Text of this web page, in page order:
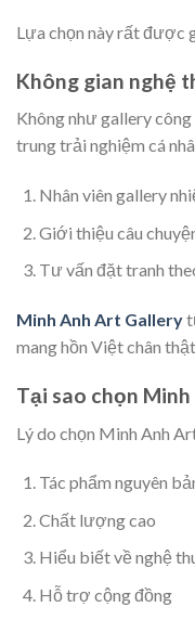
Lựa chọn này rất được
Không gian nghệ
Không như gallery
trung trải nghiệm cá
Nhân viên gallery
Giới thiệu câu
Tư vấn đặt tranh
Minh Anh Art Gallery
mang hồn Việt chân
Tại sao chọn
Lý do chọn Minh Anh
Tác phẩm nguyên
Chất lượng cao
Hiểu biết về nghệ
Hỗ trợ cộng đồng